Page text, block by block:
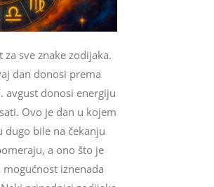
sve znake zodijaka.
dan donosi prema
avgust donosi energiju
Ovo je dan u kojem
dugo bile na čekanju
a ono što je
iznenada